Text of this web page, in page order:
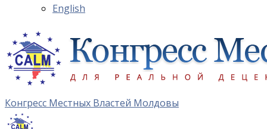
English
Конгресс Местных Властей Молдовы